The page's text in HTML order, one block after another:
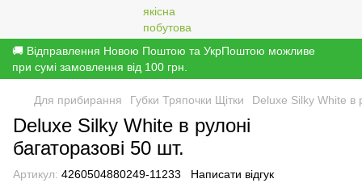
🚚 Відправлення Новою Поштою та УкрПоштою можливе
при сумі замовлення від 100 грн.
Для прибирання Губки Тряпочки Щітки Deluxe Silky White в
Deluxe Silky White в рулоні
багаторазові 50 шт.
Артикул: 4260504880249-11233 Написати відгук